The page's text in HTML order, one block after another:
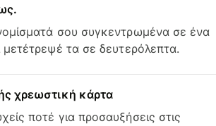
σου συγκεντρωμένα σε ένα
μετέτρεψέ τα σε δευτερόλεπτα.
χρεωστική κάρτα
ποτέ για προσαυξήσεις στις